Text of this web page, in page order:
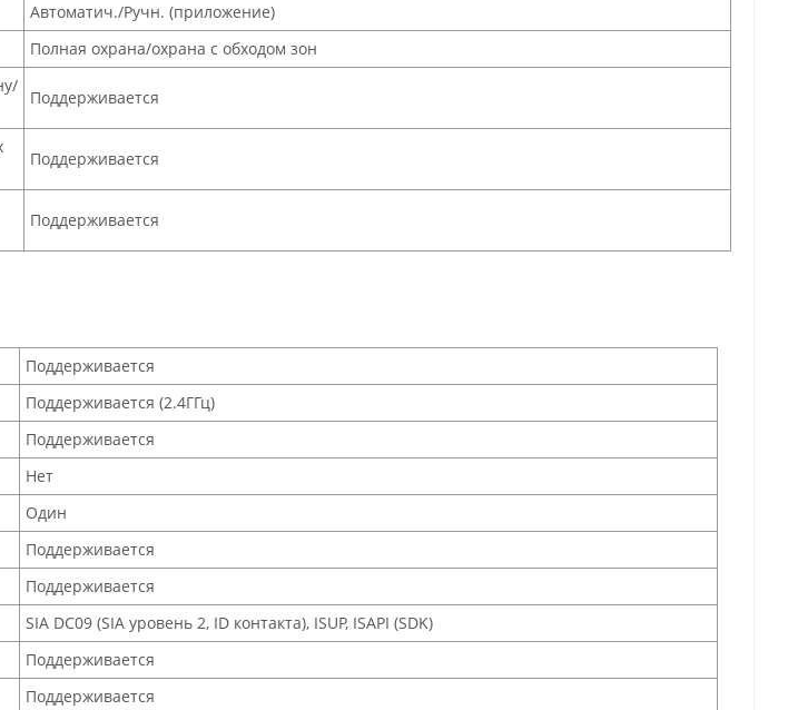
Автоматич./Ручн. (приложение)
Полная охрана/охрана с обходом зон
Поддерживается
Поддерживается
Поддерживается
Поддерживается
Поддерживается (2.4ГГц)
Поддерживается
Нет
Один
Поддерживается
Поддерживается
SIA DC09 (SIA уровень 2, ID контакта), ISUP, ISAPI (SDK)
Поддерживается
Поддерживается